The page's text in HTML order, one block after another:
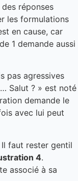
réponses
les formulations
en cause, car
1 demande aussi
pas agressives
Salut ? » est noté
demande le
avec lui peut
faut rester gentil
4.
associé à sa